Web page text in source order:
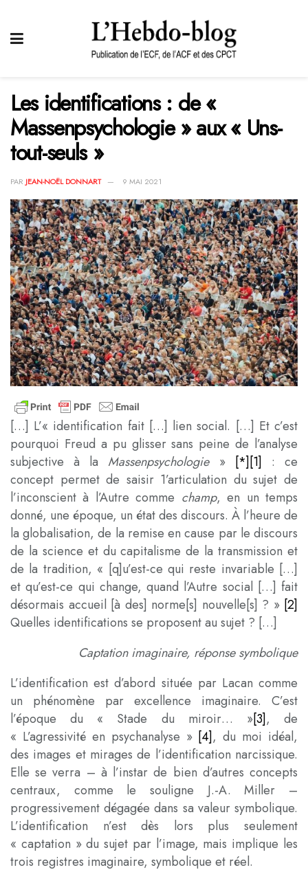
Les identifications : de «
Massenpsychologie » aux « Uns-
tout-seuls »
PAR JEAN-NOËL DONNART 9 MAI 2021
[…] L’« identification fait […] lien social. […] Et c’est
pourquoi Freud a pu glisser sans peine de l’analyse
subjective à la Massenpsychologie » [*] [1]
: ce
concept permet de saisir 1’articulation du sujet de
l’inconscient à l’Autre comme champ, en un temps
donné, une époque, un état des discours. À l’heure de
la globalisation, de la remise en cause par le discours
de la science et du capitalisme de la transmission et
de la tradition, « [q]u’est-ce qui reste invariable […]
et qu’est-ce qui change, quand l’Autre social […] fait
désormais accueil [à des] norme[s] nouvelle[s] ? » [2]
Quelles identifications se proposent au sujet ? […]
Captation imaginaire, réponse symbolique
L’identification est d’abord située par Lacan comme
un phénomène par excellence imaginaire. C’est
l’époque du « Stade du miroir… »[3], de
« L’agressivité en psychanalyse » [4], du moi idéal,
des images et mirages de l’identification narcissique.
Elle se verra – à l’instar de bien d’autres concepts
centraux, comme le souligne J.-A. Miller –
progressivement dégagée dans sa valeur symbolique.
L’identification n’est dès lors plus seulement
« captation » du sujet par l’image, mais implique les
trois registres imaginaire, symbolique et réel.